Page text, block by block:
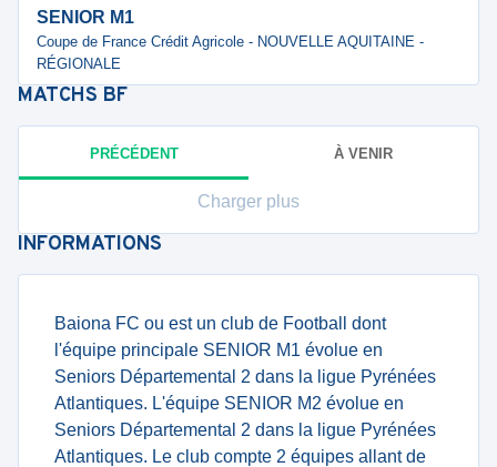
SENIOR M1
Coupe de France Crédit Agricole - NOUVELLE AQUITAINE -
RÉGIONALE
MATCHS BF
PRÉCÉDENT À VENIR
Charger plus
INFORMATIONS
Baiona FC ou est un club de Football dont
l'équipe principale SENIOR M1 évolue en
Seniors Départemental 2 dans la ligue Pyrénées
Atlantiques. L'équipe SENIOR M2 évolue en
Seniors Départemental 2 dans la ligue Pyrénées
Atlantiques. Le club compte 2 équipes allant de